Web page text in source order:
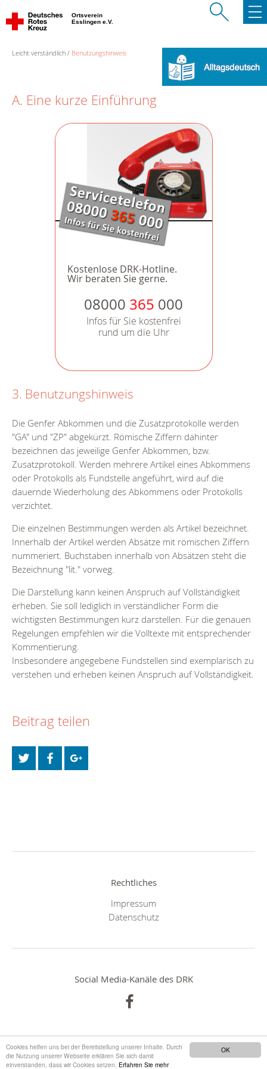
OK
Cookies helfen uns bei der Bereitstellung unserer Inhalte. Durch
die Nutzung unserer Webseite erklären Sie sich damit
einverstanden, dass wir Cookies setzen. Erfahren Sie mehr
Ortsverein
Esslingen e.V.
Leicht verständlich Benutzungshinweis
A. Eine kurze Einführung
Kostenlose DRK-Hotline.
Wir beraten Sie gerne.
08000 365 000
Infos für Sie kostenfrei
rund um die Uhr
3. Benutzungshinweis
Die Genfer Abkommen und die Zusatzprotokolle werden
"GA" und "ZP" abgekürzt. Römische Ziffern dahinter
bezeichnen das jeweilige Genfer Abkommen, bzw.
Zusatzprotokoll. Werden mehrere Artikel eines Abkommens
oder Protokolls als Fundstelle angeführt, wird auf die
dauernde Wiederholung des Abkommens oder Protokolls
verzichtet.
Die einzelnen Bestimmungen werden als Artikel bezeichnet.
Innerhalb der Artikel werden Absätze mit römischen Ziffern
nummeriert. Buchstaben innerhalb von Absätzen steht die
Bezeichnung "lit." vorweg.
Die Darstellung kann keinen Anspruch auf Vollständigkeit
erheben. Sie soll lediglich in verständlicher Form die
wichtigsten Bestimmungen kurz darstellen. Für die genauen
Regelungen empfehlen wir die Volltexte mit entsprechender
Kommentierung.
Insbesondere angegebene Fundstellen sind exemplarisch zu
verstehen und erheben keinen Anspruch auf Vollständigkeit.
Beitrag teilen
Rechtliches
Impressum
Datenschutz
Social Media-Kanäle des DRK